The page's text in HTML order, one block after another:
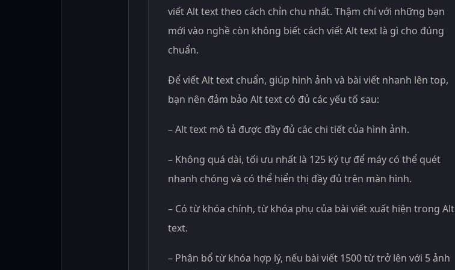
viết Alt text theo cách chỉn chu nhất. Thậm chí với những bạn
mới vào nghề còn không biết cách viết Alt text là gì cho đúng
chuẩn.
Để viết Alt text chuẩn, giúp hình ảnh và bài viết nhanh lên top,
bạn nên đảm bảo Alt text có đủ các yếu tố sau:
– Alt text mô tả được đầy đủ các chi tiết của hình ảnh.
– Không quá dài, tối ưu nhất là 125 ký tự để máy có thể quét
nhanh chóng và có thể hiển thị đầy đủ trên màn hình.
– Có từ khóa chính, từ khóa phụ của bài viết xuất hiện trong Alt
text.
– Phân bổ từ khóa hợp lý, nếu bài viết 1500 từ trở lên với 5 ảnh